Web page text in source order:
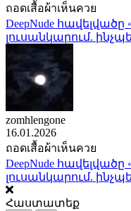
ถอดเสื้อผ้าเห็นควย
DeepNude
լուսանկարում.
zomhlengone
16.01.2026
ถอดเสื้อผ้าเห็นควย
DeepNude
լուսանկարում.
Հաստատեք